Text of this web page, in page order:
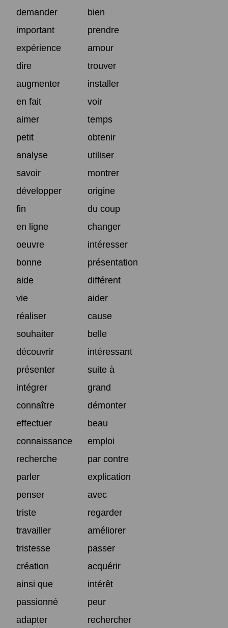
demander
bien
important
prendre
expérience
amour
dire
trouver
augmenter
installer
en fait
voir
aimer
temps
petit
obtenir
analyse
utiliser
savoir
montrer
développer
origine
fin
du coup
en ligne
changer
oeuvre
intéresser
bonne
présentation
aide
différent
vie
aider
réaliser
cause
souhaiter
belle
découvrir
intéressant
présenter
suite à
intégrer
grand
connaître
démonter
effectuer
beau
connaissance
emploi
recherche
par contre
parler
explication
penser
avec
triste
regarder
travailler
améliorer
tristesse
passer
création
acquérir
ainsi que
intérêt
passionné
peur
adapter
rechercher